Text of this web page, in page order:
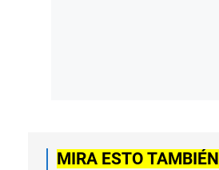
MIRA ESTO